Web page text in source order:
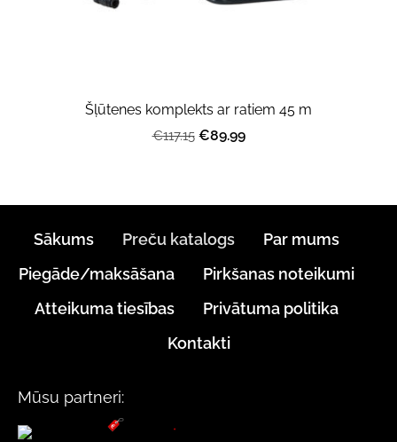
Šļūtenes komplekts ar ratiem 45 m
€117.15 €89.99
Sākums Preču katalogs
Par mums
Piegāde/maksāšana
Pirkšanas noteikumi
Atteikuma tiesības
Privātuma politika
Kontakti
Mūsu partneri: